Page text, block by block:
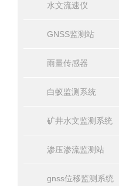
水文流速仪
GNSS监测站
雨量传感器
白蚁监测系统
矿井水文监测系统
渗压渗流监测站
gnss位移监测系统